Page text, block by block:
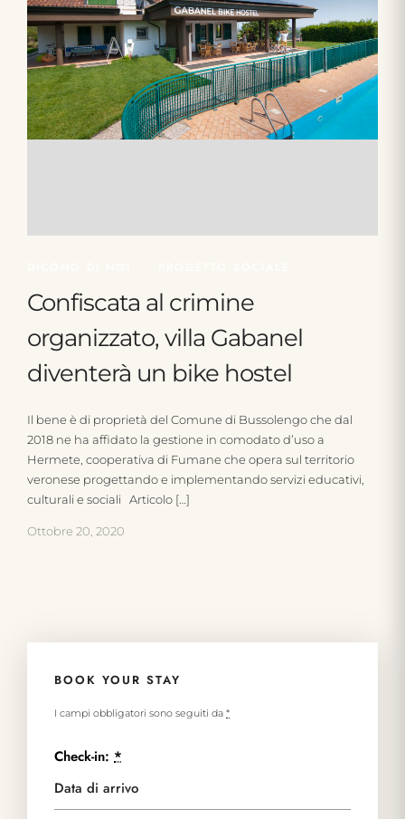
Confiscata al crimine
organizzato, villa Gabanel
diventerà un bike hostel
Il bene è di proprietà del Comune di Bussolengo che dal
2018 ne ha affidato la gestione in comodato d’uso a
Hermete, cooperativa di Fumane che opera sul territorio
veronese progettando e implementando servizi educativi,
culturali e sociali Articolo […]
Ottobre 20, 2020
BOOK YOUR STAY
I campi obbligatori sono seguiti da *
Check-in: *